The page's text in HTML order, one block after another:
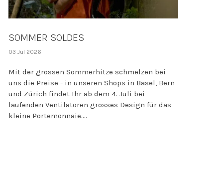
SOMMER SOLDES
03 Jul 2026
Mit der grossen Sommerhitze schmelzen bei
uns die Preise - in unseren Shops in Basel, Bern
und Zürich findet Ihr ab dem 4. Juli bei
laufenden Ventilatoren grosses Design für das
kleine Portemonnaie....